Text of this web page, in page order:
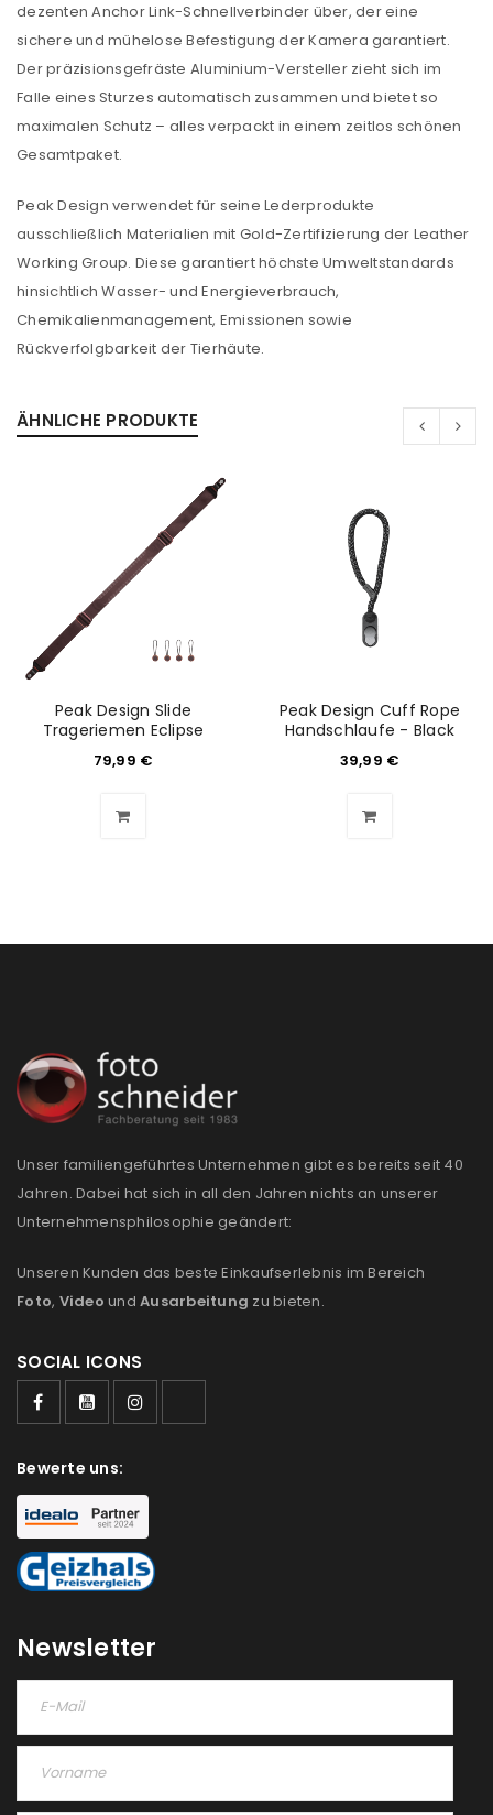
Anmeldeformular geschützt durchWP Captcha
ANMELDEN
PASSWORT VERGESSEN?
REGISTRIEREN
E-Mail-Adresse*
Ein Link zum Erstellen eines neuen Passworts wird an
deine E-Mail-Adresse gesendet.
NEWSLETTER ABONNIEREN
Please select all the ways you would like to hear from
Ich stimme zu
Ja, ich möchte ein Kundenkonto eröffnen und
akzeptiere dieDatenschutzerklärung. *
dezenten Anchor Link-Schnellverbinder über, der eine
sichere und mühelose Befestigung der Kamera garantiert.
Der präzisionsgefräste Aluminium-Versteller zieht sich im
Falle eines Sturzes automatisch zusammen und bietet so
maximalen Schutz – alles verpackt in einem zeitlos schönen
Gesamtpaket.
Peak Design verwendet für seine Lederprodukte
ausschließlich Materialien mit Gold-Zertifizierung der Leather
Working Group. Diese garantiert höchste Umweltstandards
hinsichtlich Wasser- und Energieverbrauch,
Chemikalienmanagement, Emissionen sowie
Rückverfolgbarkeit der Tierhäute.
ÄHNLICHE PRODUKTE
Peak Design Slide
Trageriemen Eclipse
79,99 €
Peak Design Cuff Rope
Handschlaufe - Black
39,99 €
Unser familiengeführtes Unternehmen gibt es bereits seit 40
Jahren. Dabei hat sich in all den Jahren nichts an unserer
Unternehmensphilosophie geändert:
Unseren Kunden das beste Einkaufserlebnis im Bereich
Foto, Video und Ausarbeitung zu bieten.
SOCIAL ICONS
Bewerte uns:
Newsletter